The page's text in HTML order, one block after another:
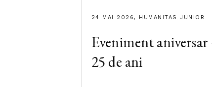
24 MAI 2026, HUMANITAS JUNIOR
Eveniment
25 de ani